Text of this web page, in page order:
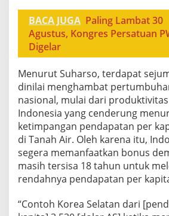
BACA JUGA Paling Lambat 30
Agustus, Kongres Persatuan
Digelar
Menurut Suharso, terdapat
dinilai menghambat
nasional, mulai dari
Indonesia yang cenderung
ketimpangan pendapatan per
di Tanah Air. Oleh karena itu,
segera memanfaatkan bonus
masih tersisa 18 tahun untuk
rendahnya pendapatan per
“Contoh Korea Selatan dari